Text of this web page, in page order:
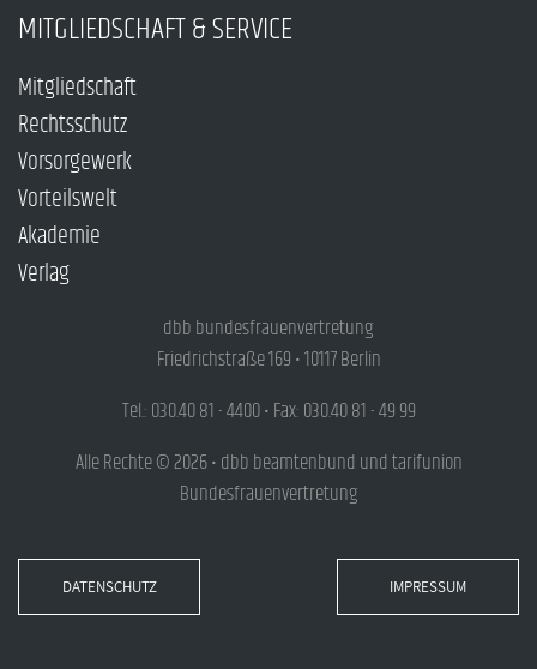
MITGLIEDSCHAFT & SERVICE
Mitgliedschaft
Rechtsschutz
Vorsorgewerk
Vorteilswelt
Akademie
Verlag
dbb bundesfrauenvertretung
Friedrichstraße 169 • 10117 Berlin
Tel.: 030.40 81 - 4400 • Fax: 030.40 81 - 49 99
Alle Rechte © 2026 • dbb beamtenbund und tarifunion
Bundesfrauenvertretung
DATENSCHUTZ IMPRESSUM